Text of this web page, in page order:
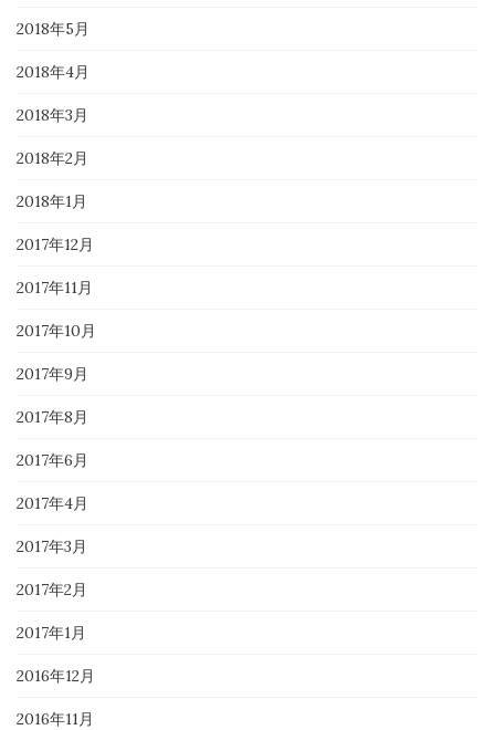
2018年5月
2018年4月
2018年3月
2018年2月
2018年1月
2017年12月
2017年11月
2017年10月
2017年9月
2017年8月
2017年6月
2017年4月
2017年3月
2017年2月
2017年1月
2016年12月
2016年11月